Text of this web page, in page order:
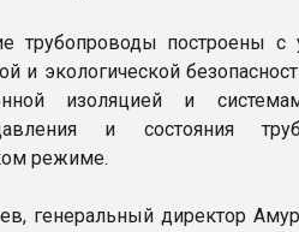
трубопроводы построены с
и экологической
изоляцией и
и состояния
режиме.
генеральный директор